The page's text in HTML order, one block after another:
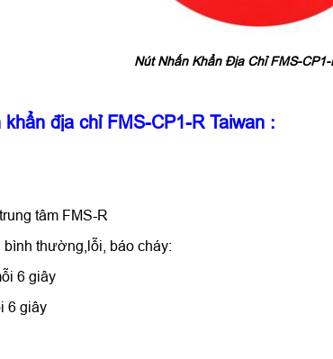
Nút Nhấn Khẩn Địa Chỉ FMS-CP1-
khẩn địa chỉ FMS-CP1-R Taiwan :
tâm FMS-R
thường,lỗi, báo cháy:
6 giây
6 giây